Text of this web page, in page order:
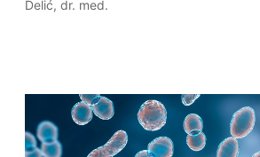
Delić, dr. med.